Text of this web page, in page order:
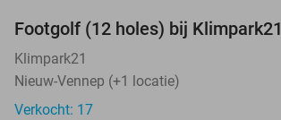
NEW
TODAY
Footgolf (12 holes) bij Klimpark21
Klimpark21
Nieuw-Vennep (+1 locatie)
Verkocht: 17